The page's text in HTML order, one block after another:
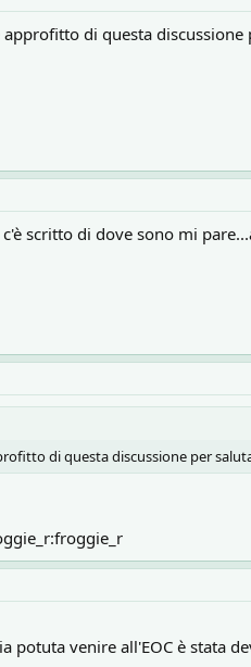
di questa
scritto di dove sono mi
di questa discussione per
potuta venire all'EOC è stata